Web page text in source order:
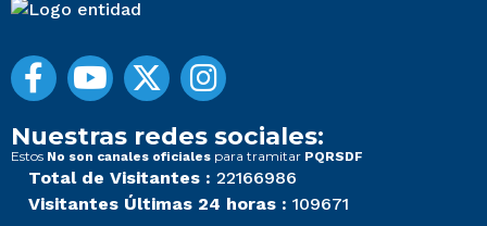
Nuestras redes sociales:
Estos No son canales oficiales para tramitar PQRSDF
Total de Visitantes : 22166986
Visitantes Últimas 24 horas : 109671